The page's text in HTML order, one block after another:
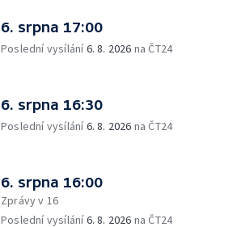
6. srpna 17:00
Poslední vysílání6. 8. 2026 na ČT24
6. srpna 16:30
Poslední vysílání6. 8. 2026 na ČT24
6. srpna 16:00
Zprávy v 16
Poslední vysílání6. 8. 2026 na ČT24